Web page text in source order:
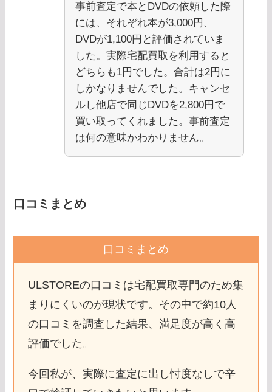
事前査定で本とDVDの依頼した際
には、それぞれ本が3,000円、
DVDが1,100円と評価されていま
した。実際宅配買取を利用すると
どちらも1円でした。合計は2円に
しかなりませんでした。キャンセ
ルし他店で同じDVDを2,800円で
買い取ってくれました。事前査定
は何の意味かわかりません。
口コミまとめ
口コミまとめ
ULSTOREの口コミは宅配買取専門のため集
まりにくいのが現状です。その中で約10人
の口コミを調査した結果、満足度が高く高
評価でした。
今回私が、実際に査定に出し忖度なしで辛